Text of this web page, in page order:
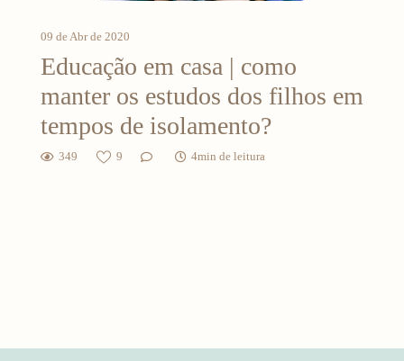
09 de Abr de 2020
Educação em casa | como
manter os estudos dos filhos em
tempos de isolamento?
349 9 4min de leitura